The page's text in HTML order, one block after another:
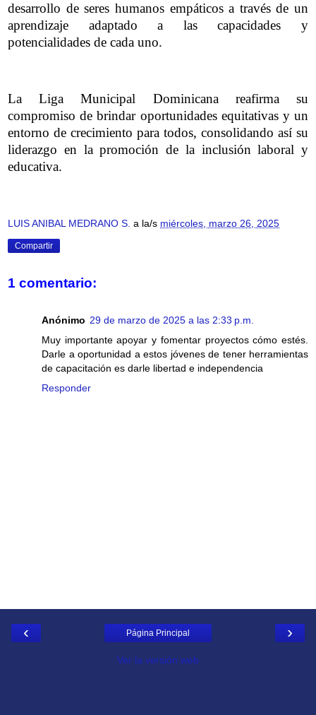
desarrollo de seres humanos empáticos a través de un
aprendizaje adaptado a las capacidades y
potencialidades de cada uno.
La Liga Municipal Dominicana reafirma su
compromiso de brindar oportunidades equitativas y un
entorno de crecimiento para todos, consolidando así su
liderazgo en la promoción de la inclusión laboral y
educativa.
LUIS ANIBAL MEDRANO S. a la/s miércoles, marzo 26, 2025
Compartir
1 comentario:
Anónimo 29 de marzo de 2025 a las 2:33 p.m.
Muy importante apoyar y fomentar proyectos cómo estés.
Darle a oportunidad a estos jóvenes de tener herramientas
de capacitación es darle libertad e independencia
Responder
‹ ›
Página Principal
Ver la versión web